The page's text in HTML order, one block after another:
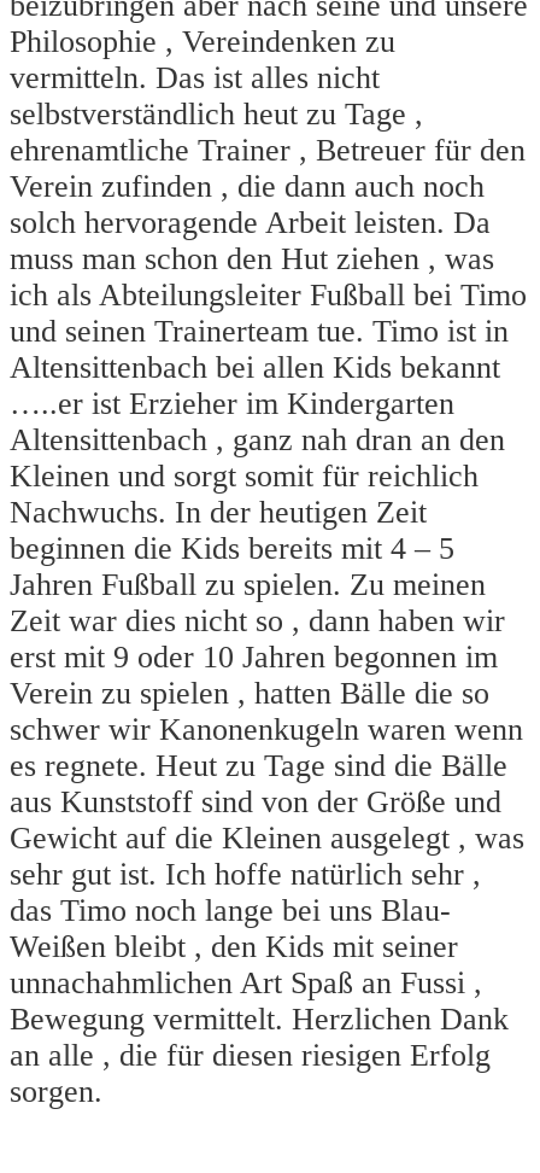
Philosophie , Vereindenken zu
vermitteln. Das ist alles nicht
selbstverständlich heut zu Tage ,
ehrenamtliche Trainer , Betreuer für den
Verein zufinden , die dann auch noch
solch hervoragende Arbeit leisten. Da
muss man schon den Hut ziehen , was
ich als Abteilungsleiter Fußball bei Timo
und seinen Trainerteam tue. Timo ist in
Altensittenbach bei allen Kids bekannt
…..er ist Erzieher im Kindergarten
Altensittenbach , ganz nah dran an den
Kleinen und sorgt somit für reichlich
Nachwuchs. In der heutigen Zeit
beginnen die Kids bereits mit 4 – 5
Jahren Fußball zu spielen. Zu meinen
Zeit war dies nicht so , dann haben wir
erst mit 9 oder 10 Jahren begonnen im
Verein zu spielen , hatten Bälle die so
schwer wir Kanonenkugeln waren wenn
es regnete. Heut zu Tage sind die Bälle
aus Kunststoff sind von der Größe und
Gewicht auf die Kleinen ausgelegt , was
sehr gut ist. Ich hoffe natürlich sehr ,
das Timo noch lange bei uns Blau-
Weißen bleibt , den Kids mit seiner
unnachahmlichen Art Spaß an Fussi ,
Bewegung vermittelt. Herzlichen Dank
an alle , die für diesen riesigen Erfolg
sorgen.